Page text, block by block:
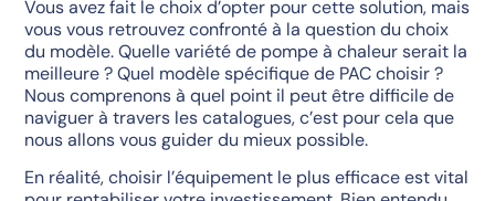
Vous avez fait le choix d’opter pour cette solution, mais
vous vous retrouvez confronté à la question du choix
du modèle. Quelle variété de pompe à chaleur serait la
meilleure ? Quel modèle spécifique de PAC choisir ?
Nous comprenons à quel point il peut être difficile de
naviguer à travers les catalogues, c’est pour cela que
nous allons vous guider du mieux possible.
En réalité, choisir l’équipement le plus efficace est vital